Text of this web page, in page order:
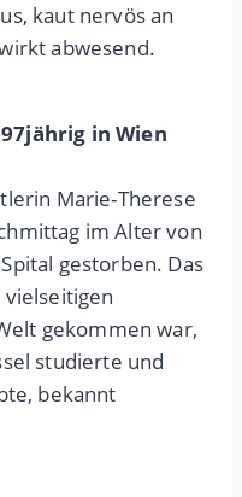
kaut nervös an
abwesend.
in Wien
Marie-Therese
im Alter von
gestorben. Das
gekommen war,
studierte und
bekannt